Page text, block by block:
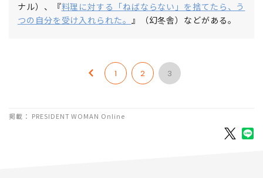
ナル）、『料理に対する「ねばならない」を捨てたら、う
つの自分を受け入れられた。 』（幻冬舎）などがある。
1 2 3
掲載： PRESIDENT WOMAN Online